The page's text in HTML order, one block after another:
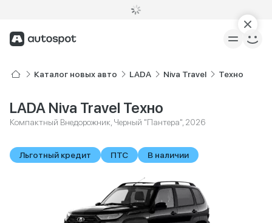
Каталог новых авто LADA Niva Travel Техно
LADA Niva Travel Техно
Компактный Внедорожник, Черный "Пантера", 2026
Льготный кредит ПТС В наличии